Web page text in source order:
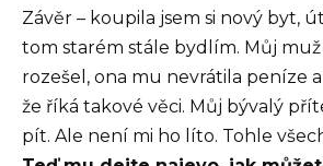
Závěr – koupila jsem si nový byt,
tom starém stále bydlím. Můj muž
rozešel, ona mu nevrátila peníze
že říká takové věci. Můj bývalý
pít. Ale není mi ho líto. Tohle